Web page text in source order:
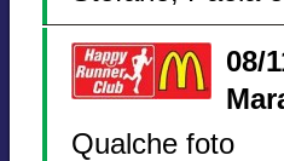
08/
Qualche foto